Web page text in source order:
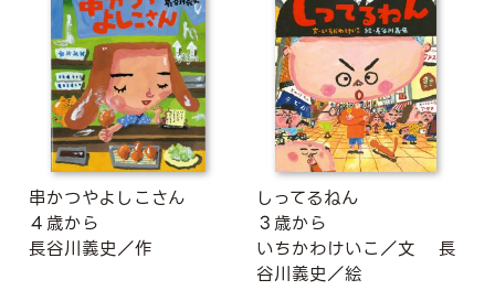
串かつやよしこさん
４歳から
長谷川義史／作
しってるねん
３歳から
いちかわけいこ／文
長
谷川義史／絵